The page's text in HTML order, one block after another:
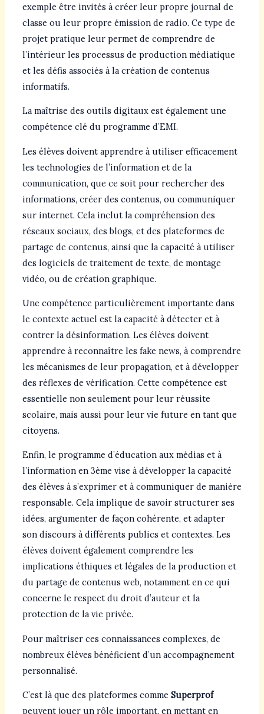
exemple être invités à créer leur propre journal de
classe ou leur propre émission de radio. Ce type de
projet pratique leur permet de comprendre de
l’intérieur les processus de production médiatique
et les défis associés à la création de contenus
informatifs.
La maîtrise des outils digitaux est également une
compétence clé du programme d’EMI.
Les élèves doivent apprendre à utiliser efficacement
les technologies de l’information et de la
communication, que ce soit pour rechercher des
informations, créer des contenus, ou communiquer
sur internet. Cela inclut la compréhension des
réseaux sociaux, des blogs, et des plateformes de
partage de contenus, ainsi que la capacité à utiliser
des logiciels de traitement de texte, de montage
vidéo, ou de création graphique.
Une compétence particulièrement importante dans
le contexte actuel est la capacité à détecter et à
contrer la désinformation. Les élèves doivent
apprendre à reconnaître les fake news, à comprendre
les mécanismes de leur propagation, et à développer
des réflexes de vérification. Cette compétence est
essentielle non seulement pour leur réussite
scolaire, mais aussi pour leur vie future en tant que
citoyens.
Enfin, le programme d’éducation aux médias et à
l’information en 3ème vise à développer la capacité
des élèves à s’exprimer et à communiquer de manière
responsable. Cela implique de savoir structurer ses
idées, argumenter de façon cohérente, et adapter
son discours à différents publics et contextes. Les
élèves doivent également comprendre les
implications éthiques et légales de la production et
du partage de contenus web, notamment en ce qui
concerne le respect du droit d’auteur et la
protection de la vie privée.
Pour maîtriser ces connaissances complexes, de
nombreux élèves bénéficient d’un accompagnement
personnalisé.
C’est là que des plateformes comme Superprof
peuvent jouer un rôle important, en mettant en